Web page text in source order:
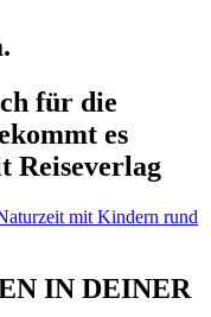
für die
es
Reiseverlag
IN DEINER